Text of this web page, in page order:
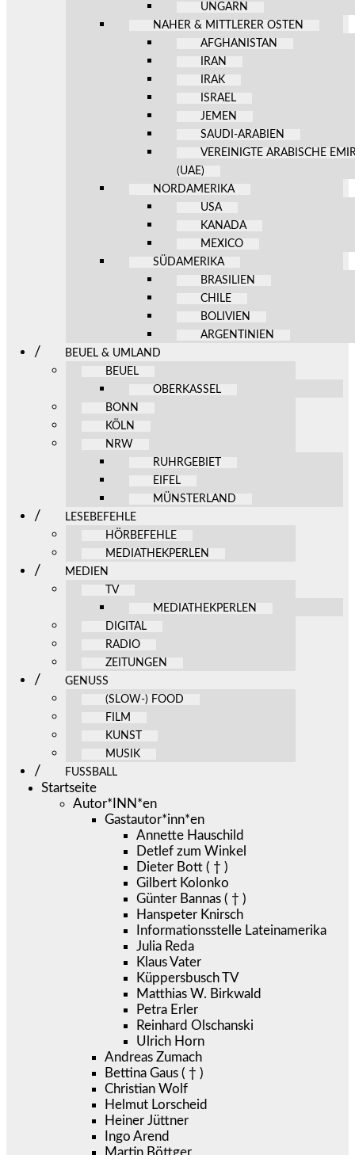
UNGARN
NAHER & MITTLERER OSTEN
AFGHANISTAN
IRAN
IRAK
ISRAEL
JEMEN
SAUDI-ARABIEN
VEREINIGTE ARABISCHE
(UAE)
NORDAMERIKA
USA
KANADA
MEXICO
SÜDAMERIKA
BRASILIEN
CHILE
BOLIVIEN
ARGENTINIEN
BEUEL & UMLAND
BEUEL
OBERKASSEL
BONN
KÖLN
NRW
RUHRGEBIET
EIFEL
MÜNSTERLAND
LESEBEFEHLE
HÖRBEFEHLE
MEDIATHEKPERLEN
MEDIEN
TV
MEDIATHEKPERLEN
DIGITAL
RADIO
ZEITUNGEN
GENUSS
(SLOW-) FOOD
FILM
KUNST
MUSIK
FUSSBALL
Startseite
Autor*INN*en
Gastautor*inn*en
Annette Hauschild
Detlef zum Winkel
Dieter Bott ( † )
Gilbert Kolonko
Günter Bannas ( † )
Hanspeter Knirsch
Informationsstelle Lateinamerika
Julia Reda
Klaus Vater
Küppersbusch TV
Matthias W. Birkwald
Petra Erler
Reinhard Olschanski
Ulrich Horn
Andreas Zumach
Bettina Gaus ( † )
Christian Wolf
Helmut Lorscheid
Heiner Jüttner
Ingo Arend
Martin Böttger